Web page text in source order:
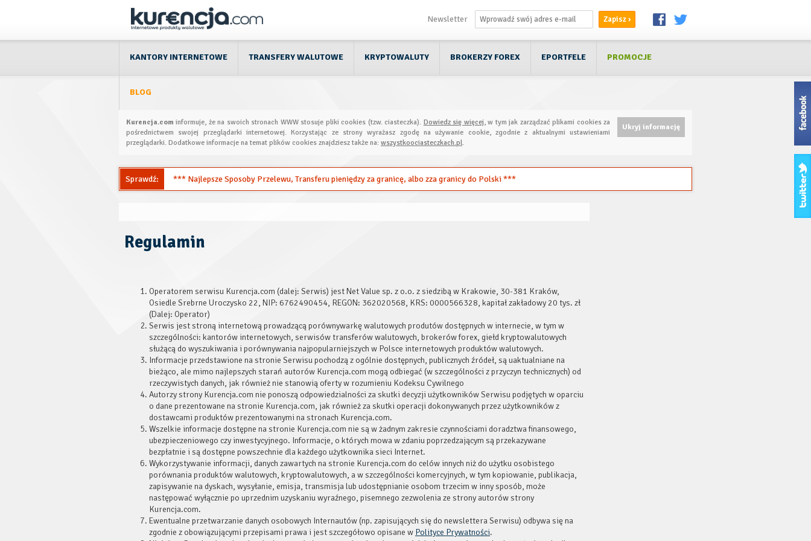
Newsletter
KANTORY INTERNETOWE TRANSFERY WALUTOWE KRYPTOWALUTY BROKERZY FOREX EPORTFELE PROMOCJE
BLOG
Ukryj informację
Kurencja.com informuje, że na swoich stronach WWW stosuje pliki cookies (tzw. ciasteczka). Dowiedz się więcej, w tym jak zarządzać plikami cookies za
pośrednictwem swojej przeglądarki internetowej. Korzystając ze strony wyrażasz zgodę na używanie cookie, zgodnie z aktualnymi ustawieniami
przeglądarki. Dodatkowe informacje na temat plików cookies znajdziesz także na: wszystkoociasteczkach.pl.
Sprawdź: *** Najlepsze Sposoby Przelewu, Transferu pieniędzy za granicę, albo zza granicy do Polski ***
Regulamin
Operatorem serwisu Kurencja.com (dalej: Serwis) jest Net Value sp. z o.o. z siedzibą w Krakowie, 30-381 Kraków,
Osiedle Srebrne Uroczysko 22, NIP: 6762490454, REGON: 362020568, KRS: 0000566328, kapitał zakładowy 20 tys. zł
(Dalej: Operator)
Serwis jest stroną internetową prowadzącą porównywarkę walutowych produtów dostępnych w internecie, w tym w
szczególności: kantorów internetowych, serwisów transferów walutowych, brokerów forex, giełd kryptowalutowych
służącą do wyszukiwania i porównywania najpopularniejszych w Polsce internetowych produktów walutowych.
Informacje przedstawione na stronie Serwisu pochodzą z ogólnie dostępnych, publicznych źródeł, są uaktualniane na
bieżąco, ale mimo najlepszych starań autorów Kurencja.com mogą odbiegać (w szczególności z przyczyn technicznych) od
rzeczywistych danych, jak również nie stanowią oferty w rozumieniu Kodeksu Cywilnego
Autorzy strony Kurencja.com nie ponoszą odpowiedzialności za skutki decyzji użytkowników Serwisu podjętych w oparciu
o dane prezentowane na stronie Kurencja.com, jak również za skutki operacji dokonywanych przez użytkowników z
dostawcami produktów prezentowanymi na stronach Kurencja.com.
Wszelkie informacje dostępne na stronie Kurencja.com nie są w żadnym zakresie czynnościami doradztwa finansowego,
ubezpieczeniowego czy inwestycyjnego. Informacje, o których mowa w zdaniu poprzedzającym są przekazywane
bezpłatnie i są dostępne powszechnie dla każdego użytkownika sieci Internet.
Wykorzystywanie informacji, danych zawartych na stronie Kurencja.com do celów innych niż do użytku osobistego
porównania produktów walutowych, kryptowalutowych, a w szczególności komercyjnych, w tym kopiowanie, publikacja,
zapisywanie na dyskach, wysyłanie, emisja, transmisja lub udostępnianie osobom trzecim w inny sposób, może
następować wyłącznie po uprzednim uzyskaniu wyraźnego, pisemnego zezwolenia ze strony autorów strony
Kurencja.com.
Ewentualne przetwarzanie danych osobowych Internautów (np. zapisujących się do newslettera Serwisu) odbywa się na
zgodnie z obowiązującymi przepisami prawa i jest szczegółowo opisane w Polityce Prywatności.